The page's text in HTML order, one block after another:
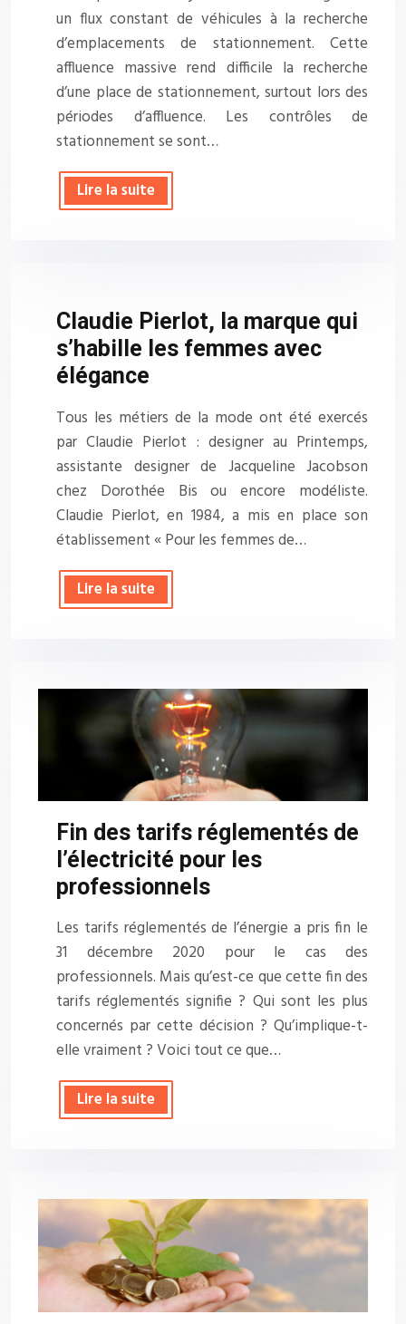
un flux constant de véhicules à la recherche
d’emplacements de stationnement. Cette
affluence massive rend difficile la recherche
d’une place de stationnement, surtout lors des
périodes d’affluence. Les contrôles de
stationnement se sont…
Lire la suite
Claudie Pierlot, la marque qui
s’habille les femmes avec
élégance
Tous les métiers de la mode ont été exercés
par Claudie Pierlot : designer au Printemps,
assistante designer de Jacqueline Jacobson
chez Dorothée Bis ou encore modéliste.
Claudie Pierlot, en 1984, a mis en place son
établissement « Pour les femmes de…
Lire la suite
Fin des tarifs réglementés de
l’électricité pour les
professionnels
Les tarifs réglementés de l’énergie a pris fin le
31 décembre 2020 pour le cas des
professionnels. Mais qu’est-ce que cette fin des
tarifs réglementés signifie ? Qui sont les plus
concernés par cette décision ? Qu’implique-t-
elle vraiment ? Voici tout ce que…
Lire la suite